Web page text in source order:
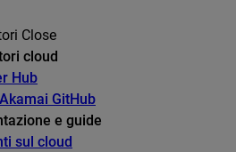
Close
cloud
Hub
GitHub
e guide
sul cloud